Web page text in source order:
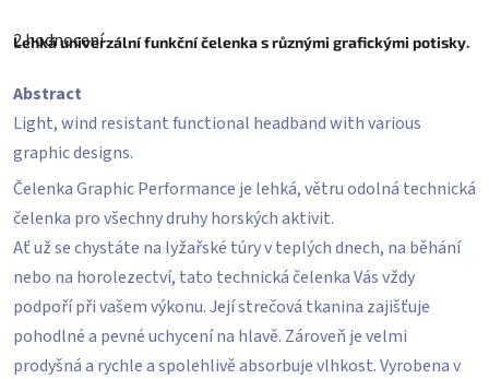
produktu
z
5
hvězdiček.
2 hodnocení
Lehká univerzální funkční čelenka s různými grafickými potisky.
Abstract
Light, wind resistant functional headband with various
graphic designs.
Čelenka Graphic Performance je lehká, větru odolná technická
čelenka pro všechny druhy horských aktivit.
Ať už se chystáte na lyžařské túry v teplých dnech, na běhání
nebo na horolezectví, tato technická čelenka Vás vždy
podpoří při vašem výkonu. Její strečová tkanina zajišťuje
pohodlné a pevné uchycení na hlavě. Zároveň je velmi
prodyšná a rychle a spolehlivě absorbuje vlhkost. Vyrobena v